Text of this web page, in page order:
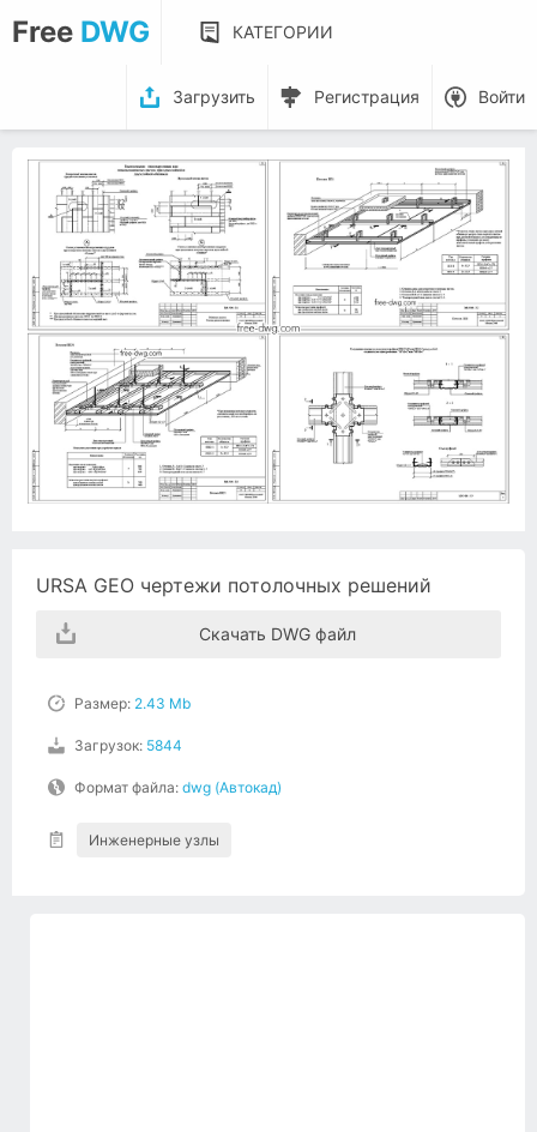
Free DWG КАТЕГОРИИ
Загрузить Регистрация Войти
URSA GEO чертежи потолочных решений
Скачать DWG файл
Размер: 2.43 Mb
Загрузок: 5844
Формат файла: dwg (Автокад)
Инженерные узлы